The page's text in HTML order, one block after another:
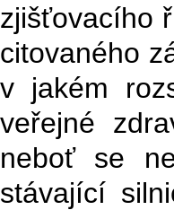
zjišťovacího
citovaného
v jakém
veřejné
neboť se
stávající